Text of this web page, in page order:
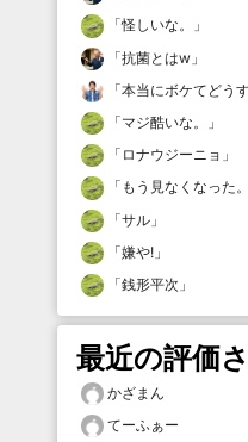
「怪しいな。
」
「抗菌とはw 」
「本当にボケてどう
「マジ酷いな。
」
「 ロナウジーニョ 」
「 もう見なくなった。
「サル 」
「嫌や! 」
「銭形平次 」
最近の評価
かざまん
てーふぁー